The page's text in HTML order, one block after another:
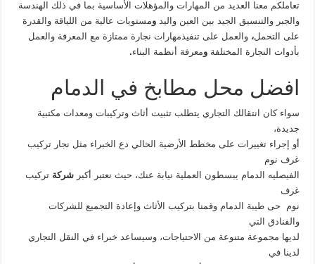
تعاملكم معنا العديد من المهارات والمؤهلات الأساسية بما في ذلك الهندسة
والجبر والتنسيق الجيد بين العين واليد ومستويات عالية من اللياقة والقدرة
على التحمل،والعمل على تنفيذمهارات نجارة ممتازة مع المعرفة والعمل
بأدوات النجارة المختلفة ومعرفة أنظمة البناء.
افضل محل مطابخ في الدمام
سواء كان انتقالك التجاري يتطلب تثبيت أثاث وتركيبات ومعدات مكتبية
جديدة،
أو إجراء تغييرات على مخطط الأرضية الحالي دع الخبراء مثل نجار تركيب
غرف نوم
الفيصليه الدمام يبسطون العملية نيابة عنك، حيث نعتبر أكبرشركة تركيب
غرف
نوم حى طيبة الدمام وقمنا بتركيب الأثاث وإعادة التجميع للشركات
والفنادق التي
لديها مجموعة متنوعة من الاحتياجات، وسيساعد خبراء في النقل التجاري
لدينا في